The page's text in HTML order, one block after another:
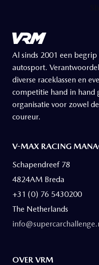
Al sinds 2001 een begrip
autosport.
diverse raceklassen en
competitie hand in hand
organisatie voor zowel
coureur.
V-MAX RACING
Schapendreef 78
4824AM Breda
+31 (0) 76 5430200
The Netherlands
OVER VRM